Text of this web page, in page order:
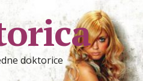
doktorice